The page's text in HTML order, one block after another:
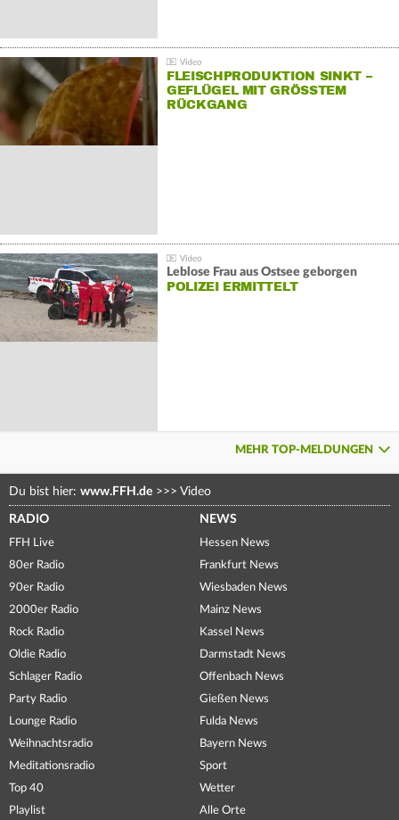
FLEISCHPRODUKTION SINKT –
GEFLÜGEL MIT GRÖSSTEM R
ÜCKGANG
Leblose Frau aus Ostsee geborgen
POLIZEI ERMITTELT
MEHR TOP-MELDUNGEN
Du bist hier: www.FFH.de >>> Video
RADIO
FFH Live
80er Radio
90er Radio
2000er Radio
Rock Radio
Oldie Radio
Schlager Radio
Party Radio
Lounge Radio
Weihnachtsradio
Meditationsradio
Top 40
Playlist
NEWS
Hessen News
Frankfurt News
Wiesbaden News
Mainz News
Kassel News
Darmstadt News
Offenbach News
Gießen News
Fulda News
Bayern News
Sport
Wetter
Alle Orte